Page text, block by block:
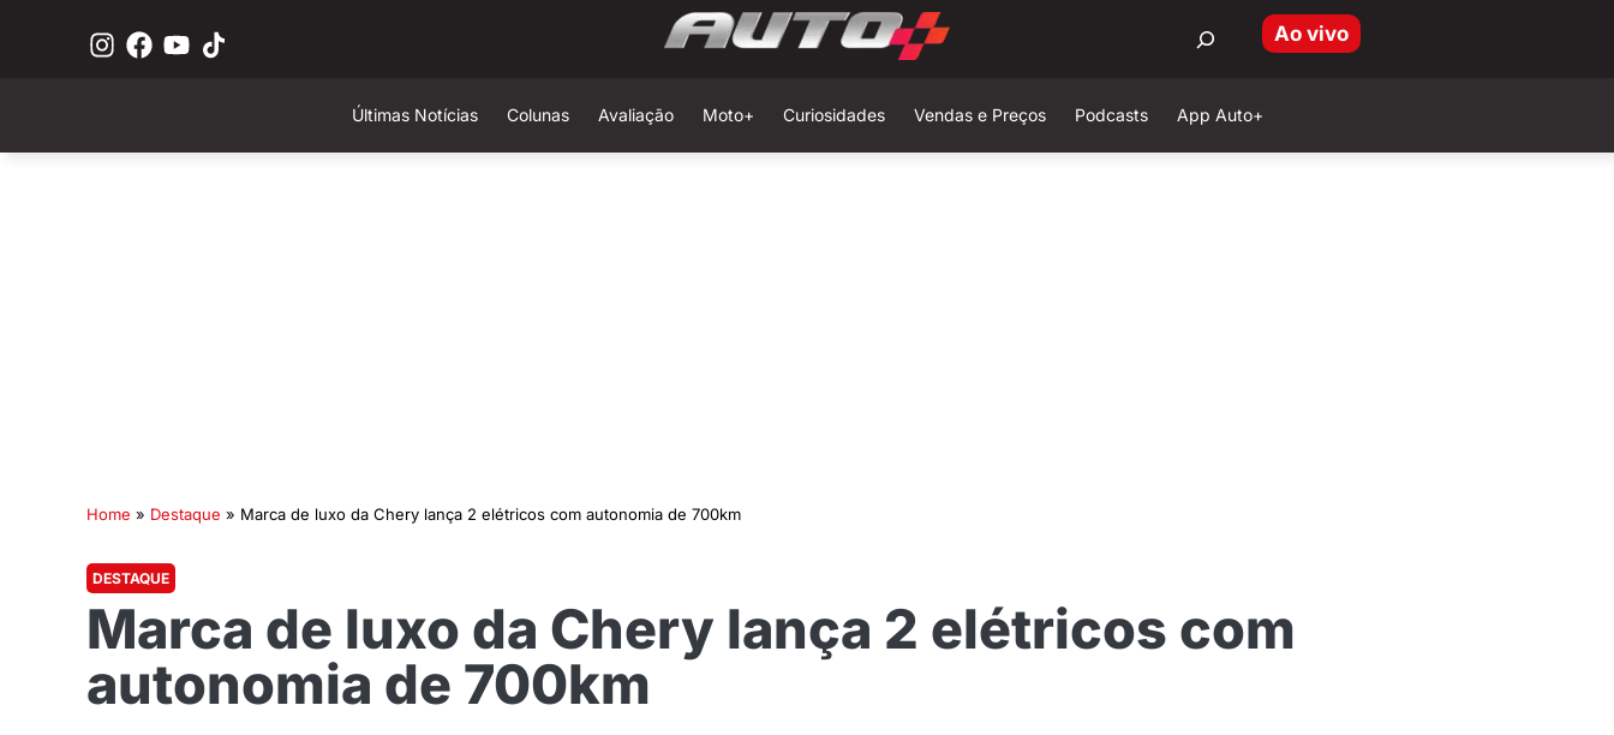
Ao vivo
Últimas Notícias Colunas Avaliação Moto+ Curiosidades Vendas e Preços Podcasts App Auto+
Home » Destaque » Marca de luxo da Chery lança 2 elétricos com autonomia de 700km
DESTAQUE
Marca de luxo da Chery lança 2 elétricos com
autonomia de 700km